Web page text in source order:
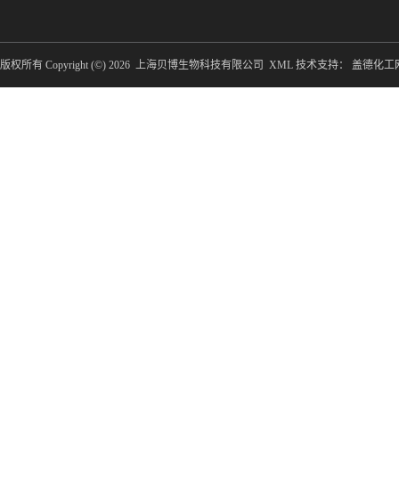
版权所有 Copyright (©) 2026 上海贝博生物科技有限公司 XML 技术支持： 盖德化工